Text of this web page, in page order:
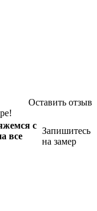
Оставить отзыв
с
все
Запишитесь
на замер